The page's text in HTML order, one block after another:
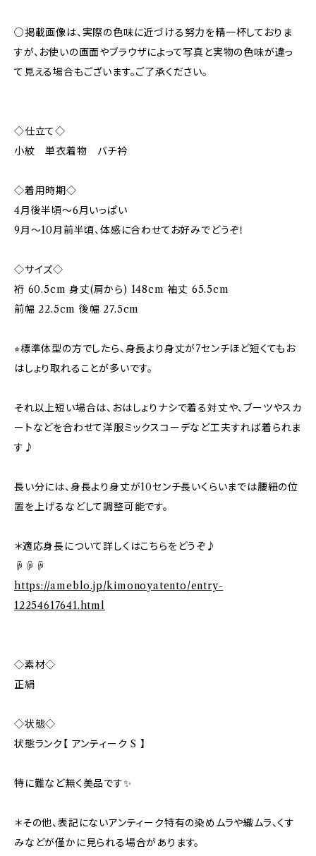
○掲載画像は、実際の色味に近づける努力を精一杯しておりま
すが、お使いの画面やブラウザによって写真と実物の色味が違っ
て見える場合もございます。ご了承ください。
◇仕立て◇
小紋 単衣着物 バチ衿
◇着用時期◇
4月後半頃〜6月いっぱい
9月〜10月前半頃、体感に合わせてお好みでどうぞ！
◇サイズ◇
裄 60.5cm 身丈(肩から) 148cm 袖丈 65.5cm
前幅 22.5cm 後幅 27.5cm
⭐︎標準体型の方でしたら、身長より身丈が7センチほど短くてもお
はしょり取れることが多いです。
それ以上短い場合は、おはしょりナシで着る対丈や、ブーツやスカ
ートなどを合わせて洋服ミックスコーデなど工夫すれば着られま
す♪
長い分には、身長より身丈が10センチ長いくらいまでは腰紐の位
置を上げるなどして調整可能です。
＊適応身長について詳しくはこちらをどうぞ♪
☟☟☟
https://ameblo.jp/kimonoyatento/entry-
12254617641.html
◇素材◇
正絹
◇状態◇
状態ランク【 アンティーク S 】
特に難など無く美品です✨️
＊その他、表記にないアンティーク特有の染めムラや織ムラ、くす
みなどが僅かに見られる場合があります。